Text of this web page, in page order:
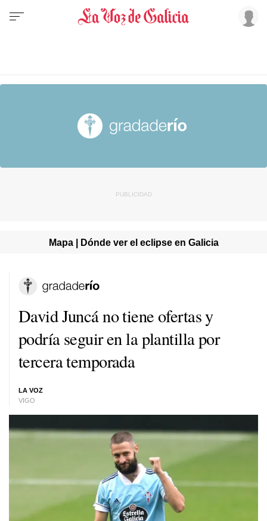
Mapa | Dónde ver el eclipse en Galicia
David Juncá no tiene ofertas y
podría seguir en la plantilla por
tercera temporada
LA VOZ
VIGO